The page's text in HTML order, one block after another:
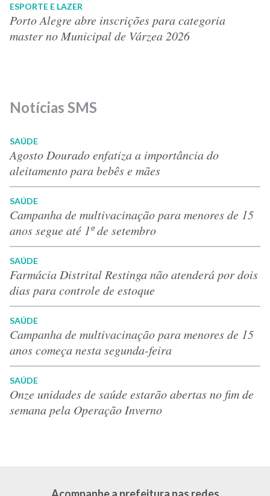
ESPORTE E LAZER
Porto Alegre abre inscrições para categoria
master no Municipal de Várzea 2026
Notícias SMS
SAÚDE
Agosto Dourado enfatiza a importância do
aleitamento para bebês e mães
SAÚDE
Campanha de multivacinação para menores de 15
anos segue até 1º de setembro
SAÚDE
Farmácia Distrital Restinga não atenderá por dois
dias para controle de estoque
SAÚDE
Campanha de multivacinação para menores de 15
anos começa nesta segunda-feira
SAÚDE
Onze unidades de saúde estarão abertas no fim de
semana pela Operação Inverno